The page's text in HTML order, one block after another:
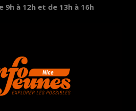
9h à 12h et de 13h à 16h